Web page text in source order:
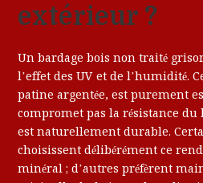
extérieur ?
Un bardage bois non traité
l’effet des UV et de l’humidité.
patine argentée, est purement
compromet pas la résistance du
est naturellement durable.
choisissent délibérément ce
minéral ; d’autres préfèrent